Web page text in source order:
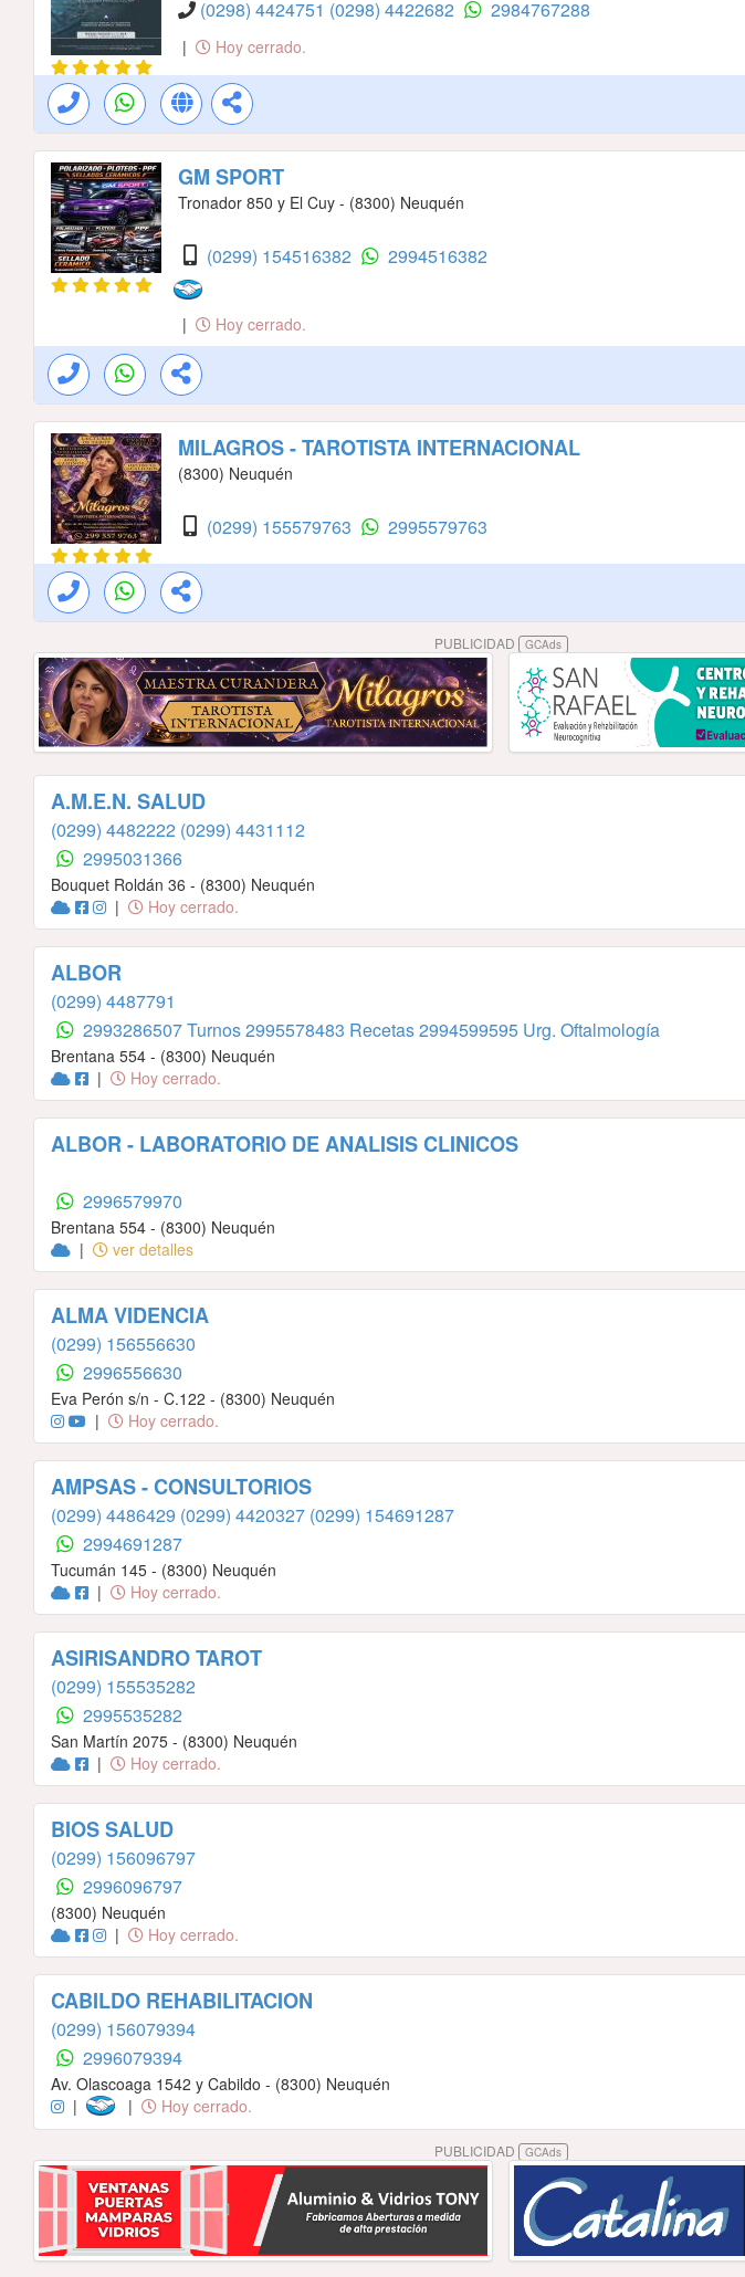
(0298) 4424751 (0298) 4422682 2984767288
| Hoy cerrado.
GM SPORT
Tronador 850 y El Cuy - (8300) Neuquén
(0299) 154516382 2994516382
| Hoy cerrado.
MILAGROS - TAROTISTA INTERNACIONAL
(8300) Neuquén
(0299) 155579763 2995579763
PUBLICIDAD GCAds
A.M.E.N. SALUD
(0299) 4482222 (0299) 4431112
2995031366
Bouquet Roldán 36 - (8300) Neuquén
|
Hoy cerrado.
ALBOR
(0299) 4487791
2993286507 Turnos2995578483 Recetas2994599595 Urg. Oftalmología
Brentana 554 - (8300) Neuquén
|
Hoy cerrado.
ALBOR - LABORATORIO DE ANALISIS CLINICOS
2996579970
Brentana 554 - (8300) Neuquén
|
ver detalles
ALMA VIDENCIA
(0299) 156556630
2996556630
Eva Perón s/n - C.122 - (8300) Neuquén
|
Hoy cerrado.
AMPSAS - CONSULTORIOS
(0299) 4486429 (0299) 4420327 (0299) 154691287
2994691287
Tucumán 145 - (8300) Neuquén
|
Hoy cerrado.
ASIRISANDRO TAROT
(0299) 155535282
2995535282
San Martín 2075 - (8300) Neuquén
|
Hoy cerrado.
BIOS SALUD
(0299) 156096797
2996096797
(8300) Neuquén
|
Hoy cerrado.
CABILDO REHABILITACION
(0299) 156079394
2996079394
Av. Olascoaga 1542 y Cabildo - (8300) Neuquén
|
| Hoy cerrado.
PUBLICIDAD GCAds